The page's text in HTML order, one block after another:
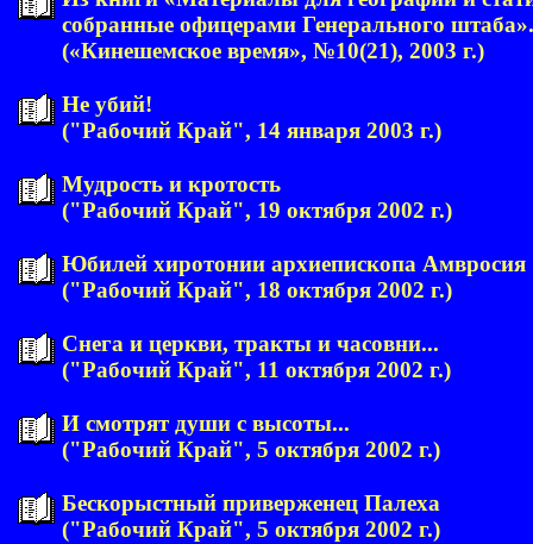
собранные офицерами Генерального
(«Кинешемское время», №10(21), 2003 г.)
Не убий!
("Рабочий Край", 14 января 2003 г.)
Мудрость и кротость
("Рабочий Край", 19 октября 2002 г.)
Юбилей хиротонии архиепископа Амвросия
("Рабочий Край", 18 октября 2002 г.)
Снега и церкви, тракты и часовни...
("Рабочий Край", 11 октября 2002 г.)
И смотрят души с высоты...
("Рабочий Край", 5 октября 2002 г.)
Бескорыстный приверженец Палеха
("Рабочий Край", 5 октября 2002 г.)